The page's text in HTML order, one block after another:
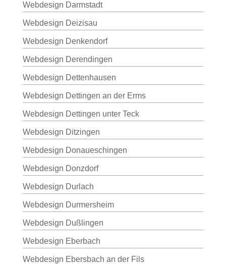
Webdesign Darmstadt
Webdesign Deizisau
Webdesign Denkendorf
Webdesign Derendingen
Webdesign Dettenhausen
Webdesign Dettingen an der Erms
Webdesign Dettingen unter Teck
Webdesign Ditzingen
Webdesign Donaueschingen
Webdesign Donzdorf
Webdesign Durlach
Webdesign Durmersheim
Webdesign Dußlingen
Webdesign Eberbach
Webdesign Ebersbach an der Fils